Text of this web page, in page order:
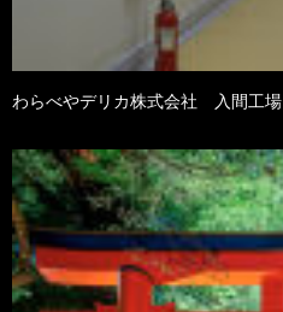
わらべやデリカ株式会社 入間工場